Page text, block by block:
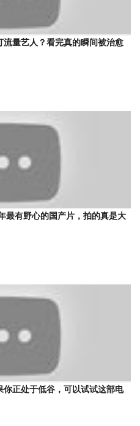
流量艺人？看完真的瞬间被治愈
最有野心的国产片，拍的真是大
你正处于低谷，可以试试这部电